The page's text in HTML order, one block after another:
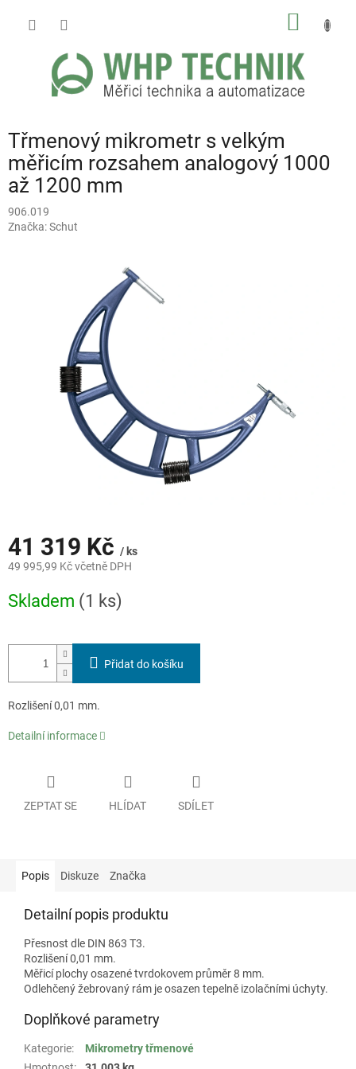
Třmenový mikrometr s velkým
měřicím rozsahem analogový 1000
až 1200 mm
906.019
Značka:Schut
41 319 Kč / ks
49 995,99 Kč včetně DPH
cena:
Skladem (1 ks)
Přidat do košíku
Rozlišení 0,01 mm.
Detailní informace
ZEPTAT SE HLÍDAT SDÍLET
Popis Diskuze Značka
Detailní popis produktu
Přesnost dle DIN 863 T3.
Rozlišení 0,01 mm.
Měřicí plochy osazené tvrdokovem průměr 8 mm.
Odlehčený žebrovaný rám je osazen tepelně izolačními úchyty.
Doplňkové parametry
Kategorie:
Mikrometry třmenové